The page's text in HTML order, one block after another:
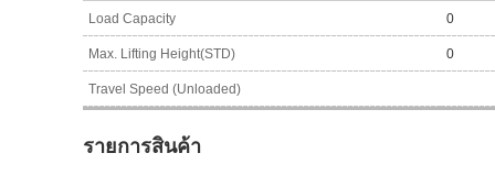
Load Capacity 0
Max. Lifting Height(STD) 0
Travel Speed (Unloaded)
รายการสินค้า